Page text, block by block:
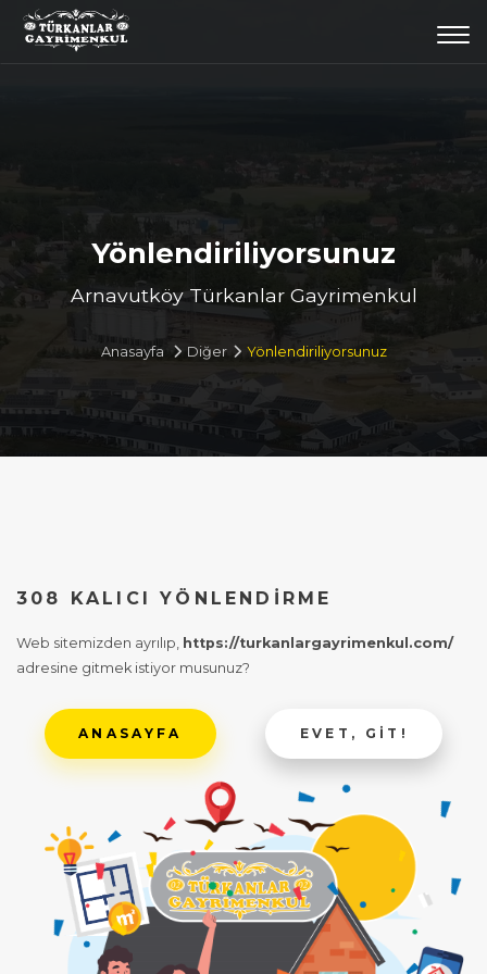
Yönlendiriliyorsunuz
Arnavutköy Türkanlar Gayrimenkul
Anasayfa Diğer Yönlendiriliyorsunuz
308 KALICI YÖNLENDIRME
Web sitemizden ayrılıp, https://turkanlargayrimenkul.com/
adresine gitmek istiyor musunuz?
ANASAYFA EVET, GIT!